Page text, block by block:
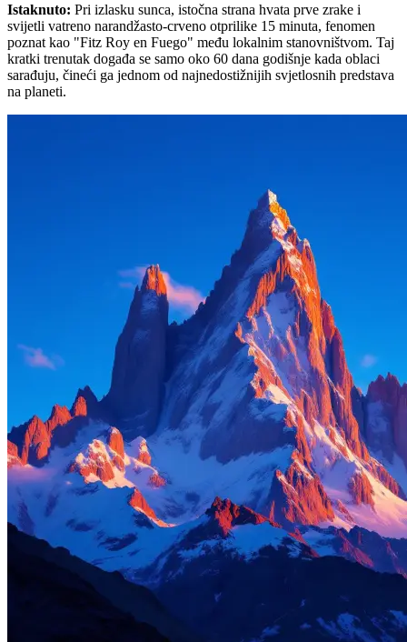
Istaknuto: Pri izlasku sunca, istočna strana hvata prve zrake i
svijetli vatreno narandžasto-crveno otprilike 15 minuta, fenomen
poznat kao "Fitz Roy en Fuego" među lokalnim stanovništvom. Taj
kratki trenutak događa se samo oko 60 dana godišnje kada oblaci
sarađuju, čineći ga jednom od najnedostižnijih svjetlosnih predstava
na planeti.